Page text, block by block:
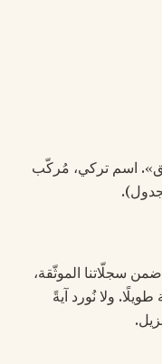
اسم تركي، مُركّب
سجلّاتنا الموثّقة،
ولا نُورد آيةً